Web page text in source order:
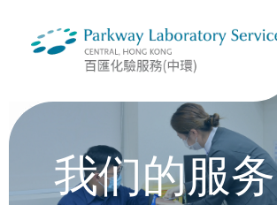
我们的服务